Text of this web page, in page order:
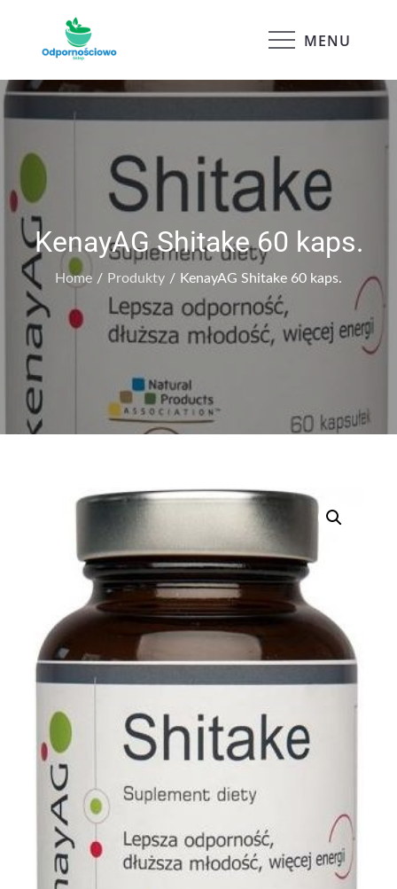
Odpornościowo MENU
KenayAG Shitake 60 kaps.
Home Produkty KenayAG Shitake 60 kaps.